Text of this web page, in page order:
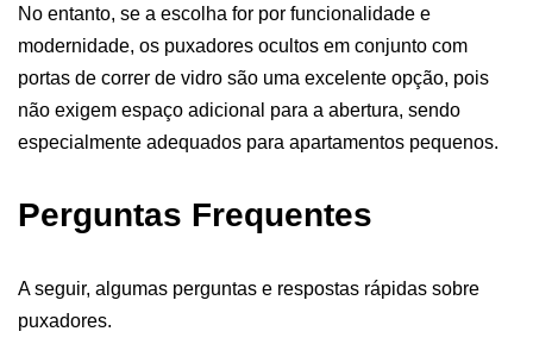
No entanto, se a escolha for por funcionalidade e
modernidade, os puxadores ocultos em conjunto com
portas de correr de vidro são uma excelente opção, pois
não exigem espaço adicional para a abertura, sendo
especialmente adequados para apartamentos pequenos.
Perguntas Frequentes
A seguir, algumas perguntas e respostas rápidas sobre
puxadores.